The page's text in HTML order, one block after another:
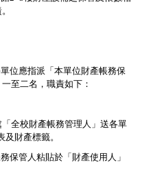
位應指派「本單位財產帳務保
至二名，職責如下：
全校財產帳務管理人」送各單
財產標籤。
保管人粘貼於「財產使用人」